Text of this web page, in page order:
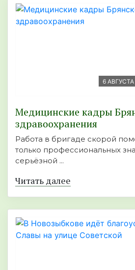
6 АВГУСТА
Медицинские кадры
здравоохранения
Работа в бригаде скорой
только профессиональных
серьёзной ...
Читать далее